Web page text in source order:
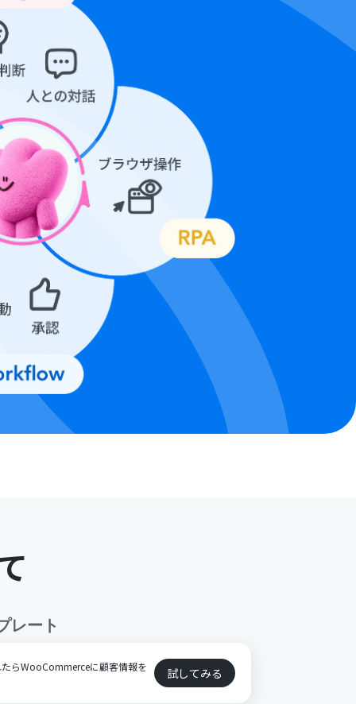
レート
らWooCommerceに顧客情報を 試してみる